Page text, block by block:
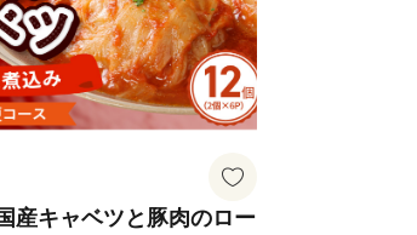
産キャベツと豚肉のロー